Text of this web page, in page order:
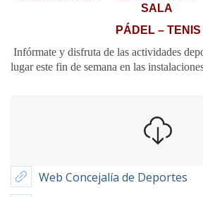
SALA
PÁDEL – TENIS
Infórmate y disfruta de las actividades
lugar este fin de semana en las
Web Concejalía de Deportes